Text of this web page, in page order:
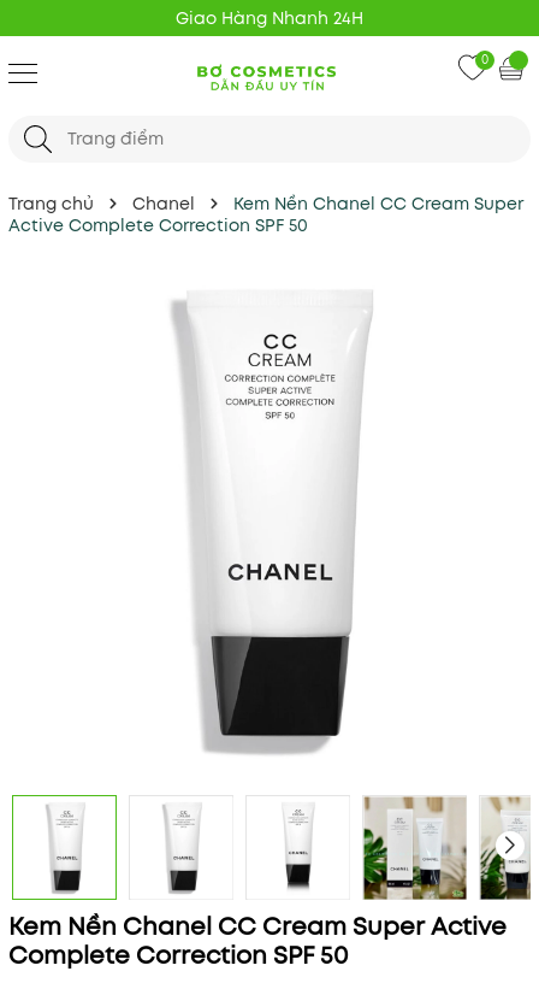
Giao Hàng Nhanh 24H
0
Trang chủ Chanel
Kem Nền Chanel CC Cream Super
Active Complete Correction SPF 50
Kem Nền Chanel CC Cream Super Active
Complete Correction SPF 50